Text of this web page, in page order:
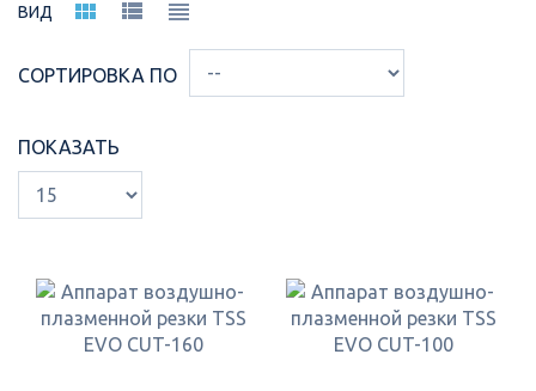
ВИД
СОРТИРОВКА ПО
ПОКАЗАТЬ